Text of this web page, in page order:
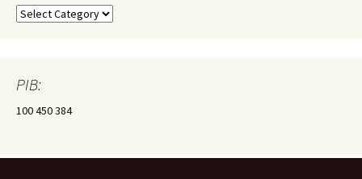
Categories
PIB:
100 450 384